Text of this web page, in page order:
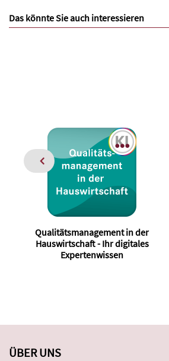
Das könnte Sie auch interessieren
Qualitätsmanagement in der
Hauswirtschaft - Ihr digitales
Expertenwissen
ÜBER UNS